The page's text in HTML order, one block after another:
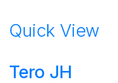
Quick View
Tero JH